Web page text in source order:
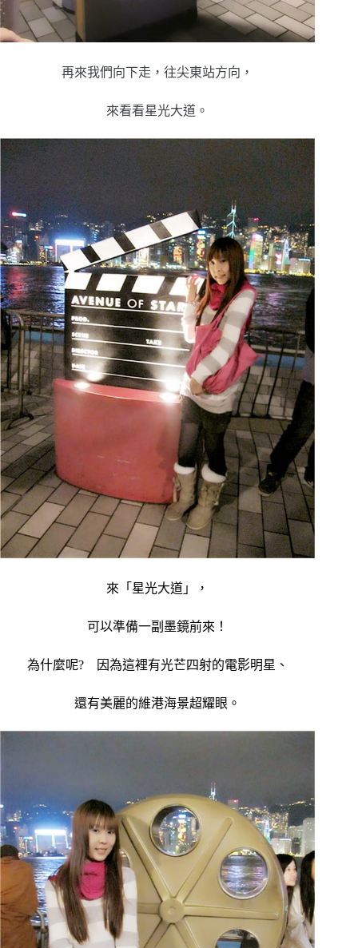
再來我們向下走，往尖東站方向，
來看看星光大道。
來「星光大道」，
可以準備一副墨鏡前來！
為什麼呢? 因為這裡有光芒四射的電影明星、
還有美麗的維港海景超耀眼。